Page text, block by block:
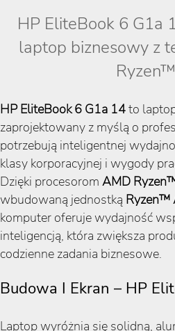
HP EliteBook 6 G1a
laptop biznesowy z
HP EliteBook 6 G1a 14to
zaprojektowany z myślą o
potrzebują inteligentnej
klasy korporacyjnej i wygody
Dzięki procesorom AMD
wbudowaną jednostką Ryzen™
komputer oferuje wydajność
inteligencją, która zwiększa
codzienne zadania biznesowe.
Budowa I Ekran – HP
Laptop wyróżnia się solidną,